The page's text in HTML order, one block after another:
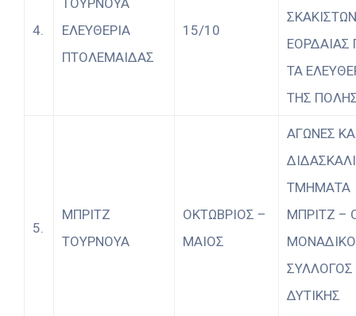
4.
ΤΟΥΡΝΟΥΑ
ΕΛΕΥΘΕΡΙΑ
ΠΤΟΛΕΜΑΙΔΑΣ
15/10
ΣΚΑΚΙΣΤΩΝ
ΕΟΡΔΑΙΑΣ
ΤΑ
ΤΗΣ
5.
ΜΠΡΙΤΖ
ΤΟΥΡΝΟΥΑ
ΟΚΤΩΒΡΙΟΣ –
ΜΑΙΟΣ
ΑΓΩΝΕΣ
ΤΜΗΜΑΤΑ
ΜΠΡΙΤΖ –
ΣΥΛΛΟΓΟΣ
ΔΥΤΙΚΗΣ